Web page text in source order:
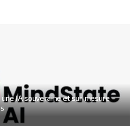
IA souveraine et sur mesure